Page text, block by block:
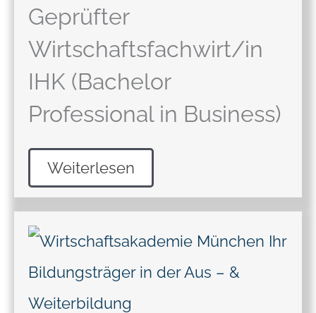
Geprüfter
Wirtschaftsfachwirt/in
IHK (Bachelor
Professional in Business)
Weiterlesen